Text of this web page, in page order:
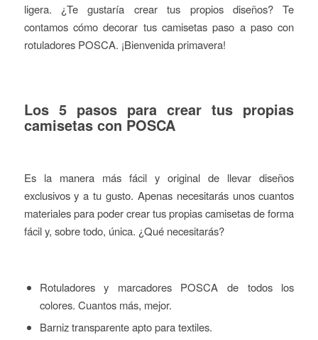
ligera. ¿Te gustaría crear tus propios diseños? Te
contamos cómo decorar tus camisetas paso a paso con
rotuladores POSCA. ¡Bienvenida primavera!
Los 5 pasos para crear tus propias
camisetas con POSCA
Es la manera más fácil y original de llevar diseños
exclusivos y a tu gusto. Apenas necesitarás unos cuantos
materiales para poder crear tus propias camisetas de forma
fácil y, sobre todo, única. ¿Qué necesitarás?
Rotuladores y marcadores POSCA de todos los
colores. Cuantos más, mejor.
Barniz transparente apto para textiles.